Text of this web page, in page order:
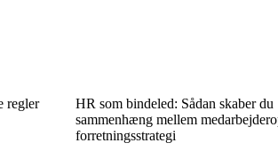
regler
HR som bindeled: Sådan skaber du
sammenhæng mellem
forretningsstrategi